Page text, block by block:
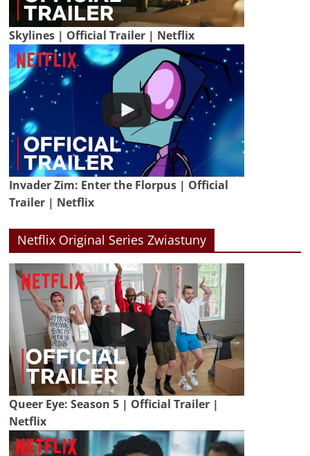
Skylines | Official Trailer | Netflix
Invader Zim: Enter the Florpus | Official
Trailer | Netflix
Netflix Original Series Zwiastuny
Queer Eye: Season 5 | Official Trailer |
Netflix